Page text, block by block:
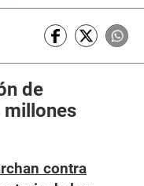
de
millones
contra